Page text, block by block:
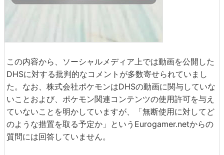
この内容から、ソーシャルメディア上では動画を公開した
DHSに対する批判的なコメントが多数寄せられていまし
た。なお、株式会社ポケモンはDHSの動画に関与していな
いことおよび、ポケモン関連コンテンツの使用許可を与え
ていないことを明かしていますが、「無断使用に対してど
のような措置を取る予定か」というEurogamer.netからの
質問には回答していません。